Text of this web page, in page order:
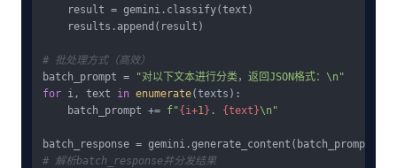
    result = gemini.classify(text)
    results.append(result)
# 批处理方式（高效）
batch_prompt =
"对以下文本进行分类，返回JSON格式：\n"
for i, text in enumerate(texts):
    batch_prompt +=
f"{i+1 } . {text}\n"
# 解析batch_response并分发结果